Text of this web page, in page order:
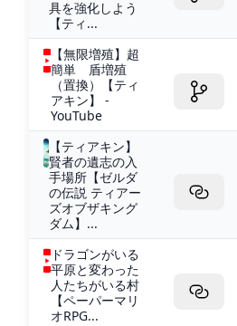
具を強化しよう
【ティ...
【無限増殖】超
簡単 盾増殖
（置換）【ティ
アキン】 -
YouTube
【ティアキン】
賢者の遺志の入
手場所【ゼルダ
の伝説 ティアー
ズオブザキング
ダム】...
ドラゴンがいる
平原と変わった
人たちがいる村
【ペーパーマリ
オRPG...